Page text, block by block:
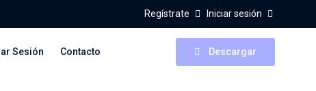
Regístrate Iniciar sesión
Sesión Contacto Descargar